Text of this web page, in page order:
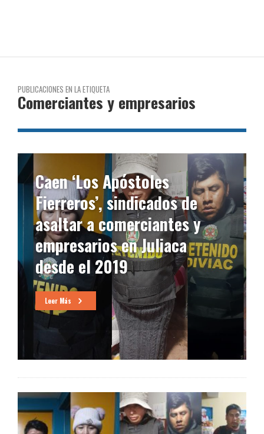
PUBLICACIONES EN LA ETIQUETA
Comerciantes y empresarios
Caen ‘Los Apóstoles
Fierreros’, sindicados de
asaltar a comerciantes y
empresarios en Juliaca
desde el 2019
Leer Más